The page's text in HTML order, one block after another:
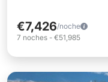
€7,426/noche
7 noches - €51,985